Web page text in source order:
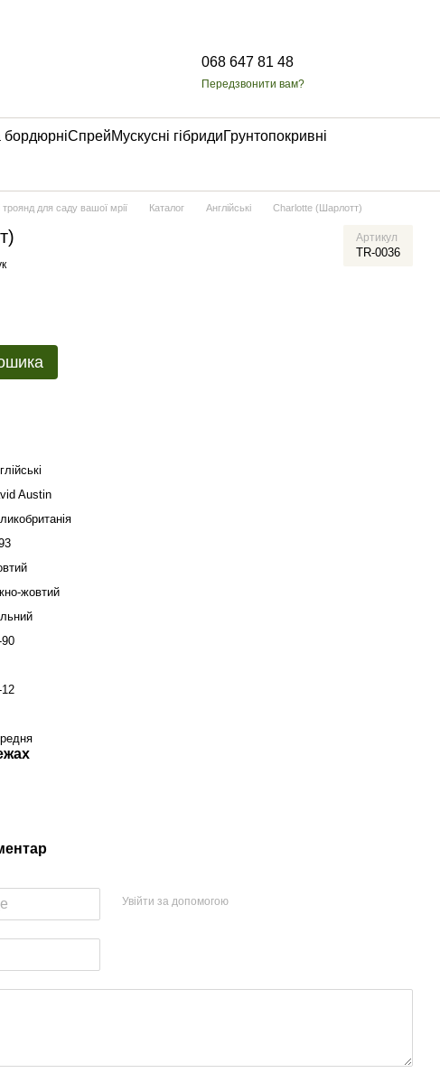
068 647 81 48
Передзвонити вам?
бордюрніСпрейМускусні гібридиГрунтопокривні
для саду вашої мрії Каталог Англійські Charlotte (Шарлотт)
Артикул
TR-0036
Austin
жовтий
12
Увійти за допомогою